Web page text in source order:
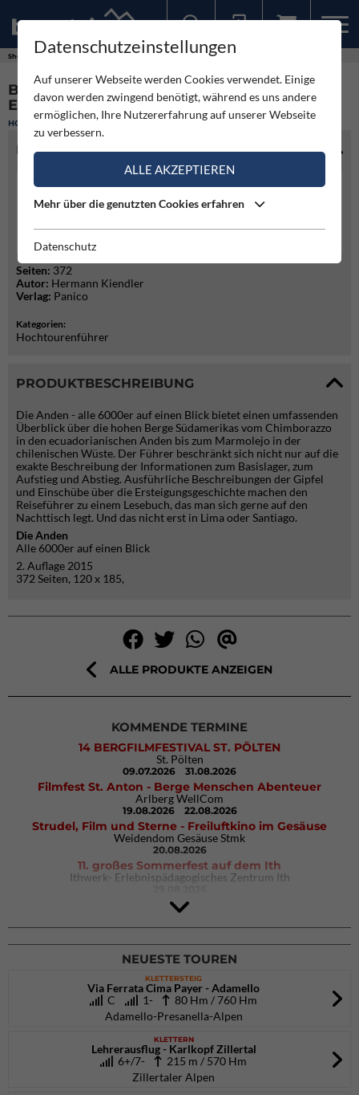
Shop
BERGFÜHRER ANDEN - ALLE 6000ER AUF
EINEN BLICK
HOCHTOURENFÜHRER
PRODUKTINFO
Preis:30,70 €
Seiten: 372
Autor: Hermann Kiendler
Verlag: Panico
Kategorien:
Hochtourenführer
PRODUKTBESCHREIBUNG
Die Anden - alle 6000er auf einen Blick bietet einen umfassenden
Überblick über die hohen Berge Südamerikas vom Chimborazzo
in den ecuadorianischen Anden bis zum Marmolejo in der
chilenischen Wüste. Der Führer beschränkt sich nicht nur auf die
exakte Beschreibung der Informationen zum Basislager, zum
Aufstieg und Abstieg. Ausführliche Beschreibungen der Gipfel
und Einschübe über die Ersteigungsgeschichte machen den
Reiseführer zu einem Lesebuch, das man sich gerne auf den
Nachttisch legt. Und das nicht erst in Lima oder Santiago.
Die Anden
Alle 6000er auf einen Blick
2. Auflage 2015
372 Seiten, 120 x 185,
ALLE PRODUKTE ANZEIGEN
KOMMENDE TERMINE
14 BERGFILMFESTIVAL ST. PÖLTEN
St. Pölten
09.07.2026 31.08.2026
Filmfest St. Anton - Berge Menschen Abenteuer
Arlberg WellCom
19.08.2026 22.08.2026
Strudel, Film und Sterne - Freiluftkino im Gesäuse
Weidendom Gesäuse Stmk
20.08.2026
11. großes Sommerfest auf dem Ith
Ithwerk- Erlebnispädagogisches Zentrum Ith
4Blocs KIDS 2026
DAV Kletter- & Boulderzentrum München Süd (Thalkirchen)
26.09.2026
NEUESTE TOUREN
KLETTERSTEIG
Via Ferrata Cima Payer - Adamello
C
1-
80 Hm / 760 Hm
Adamello-Presanella-Alpen
KLETTERN
Lehrerausflug - Karlkopf Zillertal
6+/7-
215 m / 570 Hm
Zillertaler Alpen
Datenschutzeinstellungen
Auf unserer Webseite werden Cookies verwendet. Einige
davon werden zwingend benötigt, während es uns andere
ermöglichen, Ihre Nutzererfahrung auf unserer Webseite
zu verbessern.
ALLE AKZEPTIEREN
Mehr über die genutzten Cookies erfahren
Datenschutz